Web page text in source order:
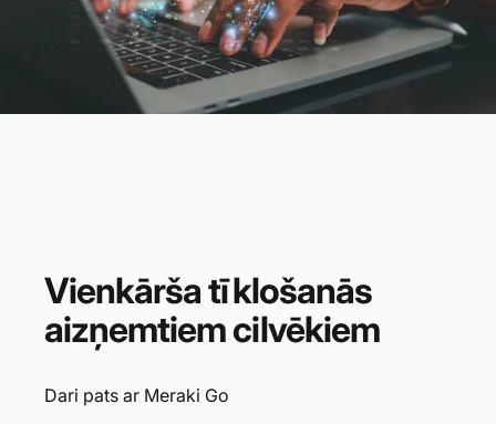
Vienkāršatīklošanās
aizņemtiemcilvēkiem
Dari pats ar Meraki Go